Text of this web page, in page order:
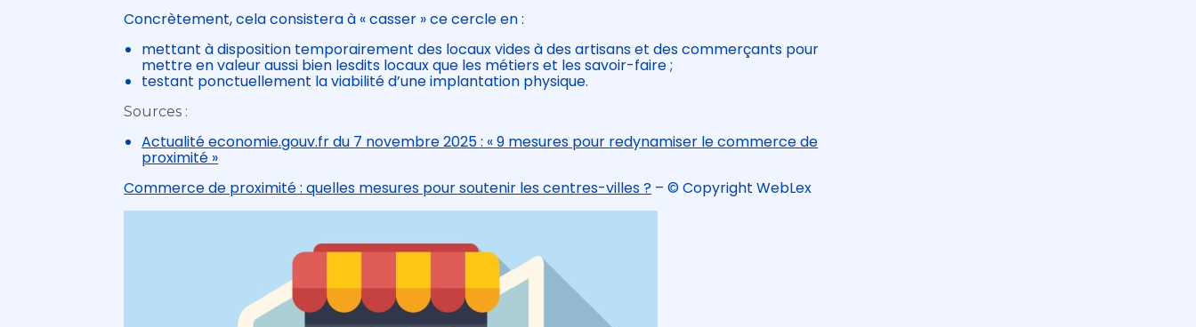
Concrètement, cela consistera à « casser » ce cercle en :
mettant à disposition temporairement des locaux vides à des artisans et des commerçants pour
mettre en valeur aussi bien lesdits locaux que les métiers et les savoir-faire ;
testant ponctuellement la viabilité d’une implantation physique.
Sources :
Actualité economie.gouv.fr du 7 novembre 2025 : « 9 mesures pour redynamiser le commerce de
proximité »
Commerce de proximité : quelles mesures pour soutenir les centres-villes ? – © Copyright WebLex